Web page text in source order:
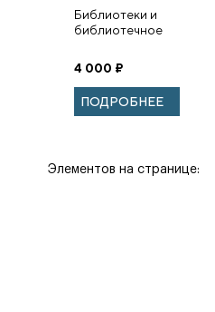
Библиотеки и
библиотечное
библиотечное
дело на
страницах на
страницах
4 000 ₽
ПОДРОБНЕЕ
Элементов на странице: